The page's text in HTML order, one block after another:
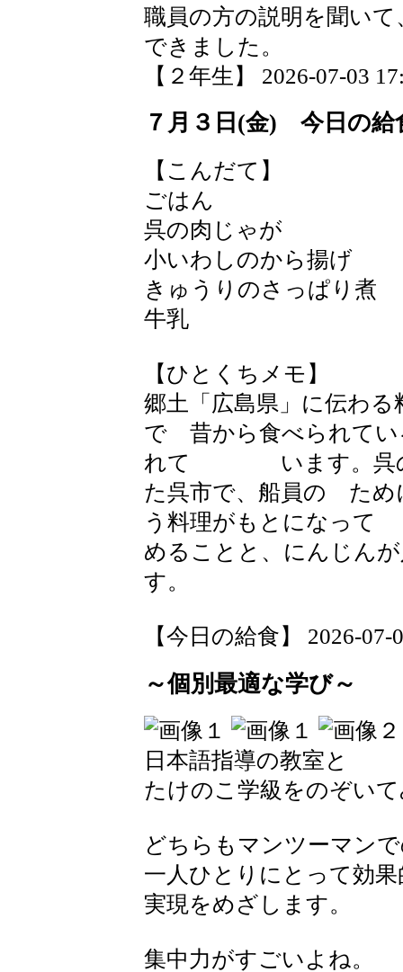
職員の方の説明を聞い
できました。
【２年生】 2026-07-03
７月３日(金) 今日の給
【こんだて】
ごはん
呉の肉じゃが
小いわしのから揚げ
きゅうりのさっぱり煮
牛乳
【ひとくちメモ】
郷土「広島県」に伝わ
で 昔から食べられてい
れて います。呉の
た呉市で、船員の ため
う料理がもとになっ
めることと、にんじん
す。
【今日の給食】 2026-07-
～個別最適な学び～
日本語指導の教室と
たけのこ学級をのぞい
どちらもマンツーマン
一人ひとりにとって効
実現をめざします。
集中力がすごいよね。